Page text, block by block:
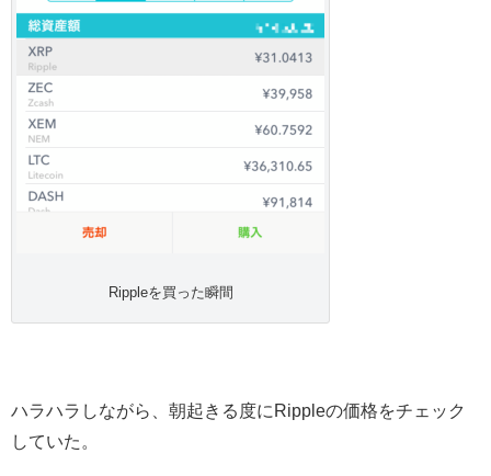
Rippleを買った瞬間
ハラハラしながら、朝起きる度にRippleの価格をチェック
していた。